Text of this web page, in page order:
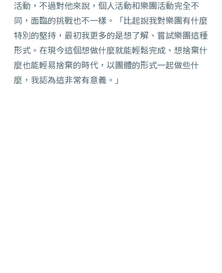
活動，不過對他來說，個人活動和樂團活動完全不
同，面臨的挑戰也不一樣。「比起說我對樂團有什麼
特別的堅持，最初我更多的是想了解、嘗試樂團這種
形式。在現今這個想做什麼就能輕鬆完成、想捨棄什
麼也能輕易捨棄的時代，以團體的形式一起做些什
麼，我認為這非常有意義。」